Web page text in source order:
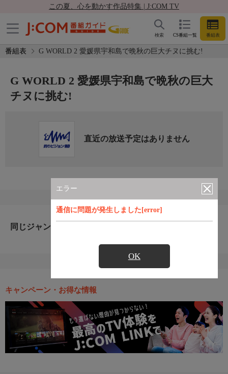
この夏、心を動かす作品特集 | J:COM TV
CS番組一覧 番組表
検索
番組表 G WORLD 2 愛媛県宇和島で晩秋の巨大チヌに挑む!
エラー
通信に問題が発生しました[error]
OK
G WORLD 2 愛媛県宇和島で晩秋の巨大
チヌに挑む!
直近の放送予定はありません
同じジャンルのおすすめ番組
キャンペーン・お得な情報